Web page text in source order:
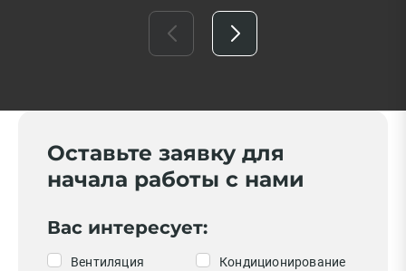
Оставьте заявку для
начала работы с нами
Вас интересует:
Вентиляция
Кондиционирование